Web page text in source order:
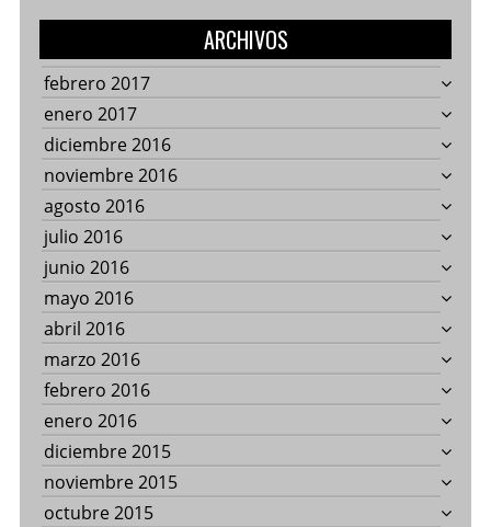
ARCHIVOS
febrero 2017
enero 2017
diciembre 2016
noviembre 2016
agosto 2016
julio 2016
junio 2016
mayo 2016
abril 2016
marzo 2016
febrero 2016
enero 2016
diciembre 2015
noviembre 2015
octubre 2015